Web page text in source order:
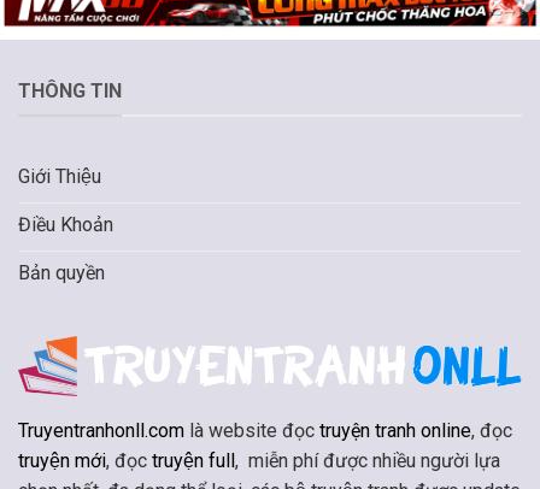
THÔNG TIN
Giới Thiệu
Điều Khoản
Bản quyền
Truyentranhonll.com là website đọc truyện tranh online, đọc
truyện mới, đọc truyện full, miễn phí được nhiều người lựa